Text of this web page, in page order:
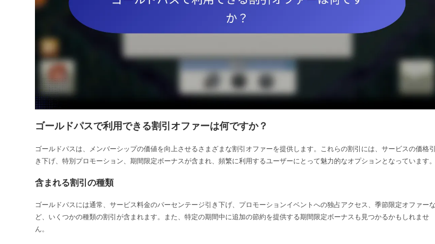
ゴールドパスで利用できる割引オファーは何ですか？
ゴールドパスは、メンバーシップの価値を向上させるさまざまな割引オファーを提供します。これらの割引には、サービスの価格引
き下げ、特別プロモーション、期間限定ボーナスが含まれ、頻繁に利用するユーザーにとって魅力的なオプションとなっています。
含まれる割引の種類
ゴールドパスには通常、サービス料金のパーセンテージ引き下げ、プロモーションイベントへの独占アクセス、季節限定オファーな
ど、いくつかの種類の割引が含まれます。また、特定の期間中に追加の節約を提供する期間限定ボーナスも見つかるかもしれませ
ん。